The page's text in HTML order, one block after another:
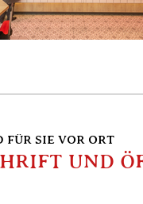
FÜR SIE VOR ORT
UND